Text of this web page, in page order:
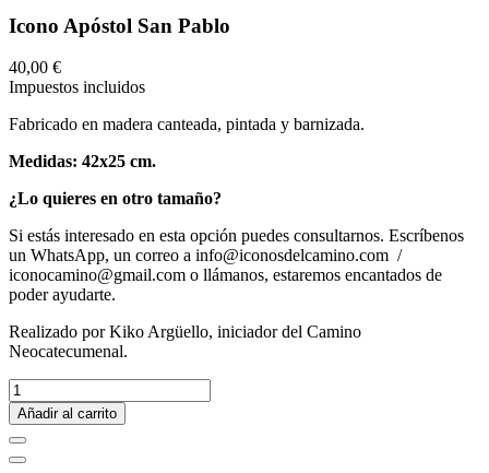
Icono Apóstol San Pablo
40,00 €
Impuestos incluidos
Fabricado en madera canteada, pintada y barnizada.
Medidas: 42x25 cm.
¿Lo quieres en otro tamaño?
Si estás interesado en esta opción puedes consultarnos. Escríbenos
un WhatsApp, un correo a info@iconosdelcamino.com /
iconocamino@gmail.com o llámanos, estaremos encantados de
poder ayudarte.
Realizado por Kiko Argüello, iniciador del Camino
Neocatecumenal.
Añadir al carrito